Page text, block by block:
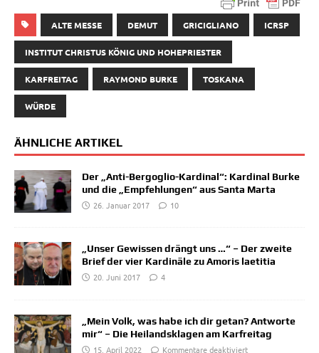
ALTE MESSE DEMUT GRICIGLIANO ICRSP
INSTITUT CHRISTUS KÖNIG UND HOHEPRIESTER
KARFREITAG RAYMOND BURKE TOSKANA
WÜRDE
ÄHNLICHE ARTIKEL
Der „Anti-Bergoglio-Kardinal“: Kardinal Burke
und die „Empfehlungen“ aus Santa Marta
26. Januar 2017
10
„Unser Gewissen drängt uns …“ – Der zweite
Brief der vier Kardinäle zu Amoris laetitia
20. Juni 2017
4
„Mein Volk, was habe ich dir getan? Antworte
mir“ – Die Heilandsklagen am Karfreitag
15. April 2022
Kommentare deaktiviert